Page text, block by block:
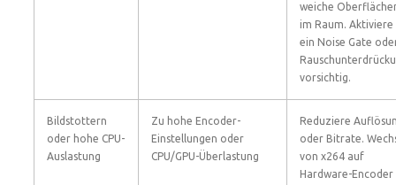
weiche
im Raum. Aktiviere
ein Noise Gate
vorsichtig.
Bildstottern
oder hohe CPU-
Auslastung
Zu hohe Encoder-
Einstellungen oder
CPU/GPU-Überlastung
Reduziere
oder Bitrate.
von x264 auf
Hardware-Encoder